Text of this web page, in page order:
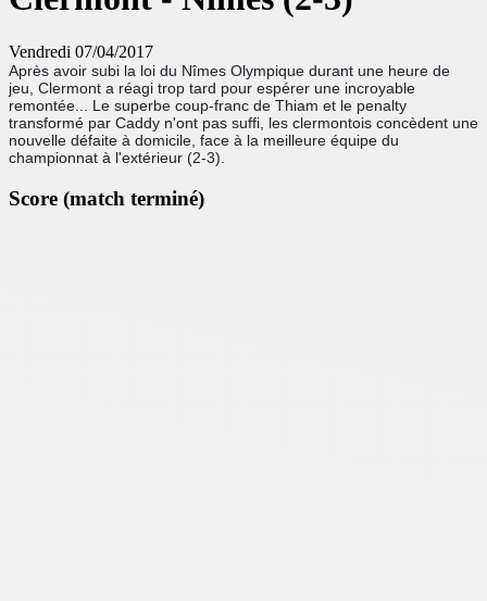
Vendredi 07/04/2017
Après avoir subi la loi du Nîmes Olympique durant une heure de
jeu, Clermont a réagi trop tard pour espérer une incroyable
remontée... Le superbe coup-franc de Thiam et le penalty
transformé par Caddy n'ont pas suffi, les clermontois concèdent une
nouvelle défaite à domicile, face à la meilleure équipe du
championnat à l'extérieur (2-3).
Score (match terminé)